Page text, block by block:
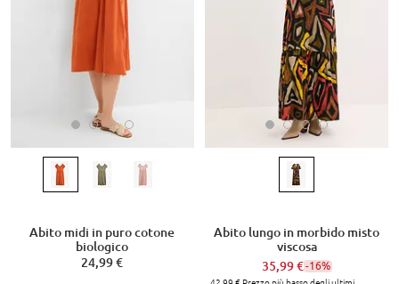
Abito midi in puro cotone
biologico
24,99 €
Abito lungo in morbido misto
viscosa
35,99 €-16%